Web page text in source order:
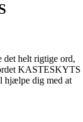
det helt rigtige ord,
KASTESKYTS
hjælpe dig med at